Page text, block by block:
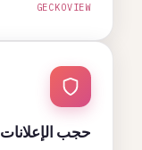
GECKOVIEW
حجب الإعلانات